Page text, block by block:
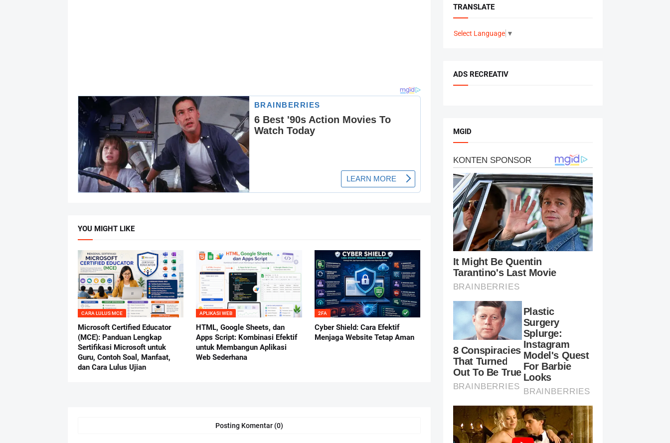
YOU MIGHT LIKE
CARA LULUS MCE
Microsoft Certified Educator
(MCE): Panduan Lengkap
Sertifikasi Microsoft untuk
Guru, Contoh Soal, Manfaat,
dan Cara Lulus Ujian
APLIKASI WEB
HTML, Google Sheets, dan
Apps Script: Kombinasi Efektif
untuk Membangun Aplikasi
Web Sederhana
2FA
Cyber Shield: Cara Efektif
Menjaga Website Tetap Aman
Posting Komentar (0)
TRANSLATE
Select Language ▼
ADS RECREATIV
MGID